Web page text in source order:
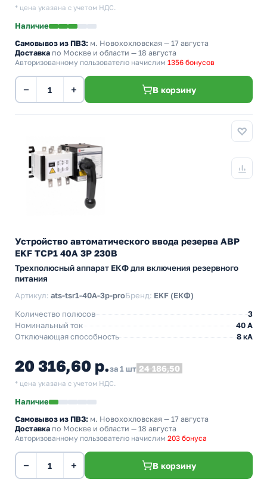
* цена указана с учетом НДС.
Наличие
Самовывоз из ПВЗ: м. Новохохловская — 17 августа
Доставка по Москве и области — 18 августа
Авторизованному пользователю начислим 1356 бонусов
− + В корзину
Устройство автоматического ввода резерва АВР
EKF ТСР1 40А 3Р 230В
Трехполюсный аппарат ЕКФ для включения резервного
питания
Артикул: ats-tsr1-40A-3p-proБренд: EKF (ЕКФ)
Количество полюсов
3
Номинальный ток
40 А
Отключающая способность
8 кА
20 316,60 р.за 1 шт 24 186,50
* цена указана с учетом НДС.
Наличие
Самовывоз из ПВЗ: м. Новохохловская — 17 августа
Доставка по Москве и области — 18 августа
Авторизованному пользователю начислим 203 бонуса
− + В корзину